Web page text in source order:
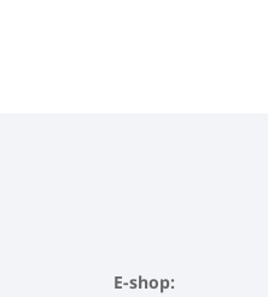
E-shop: